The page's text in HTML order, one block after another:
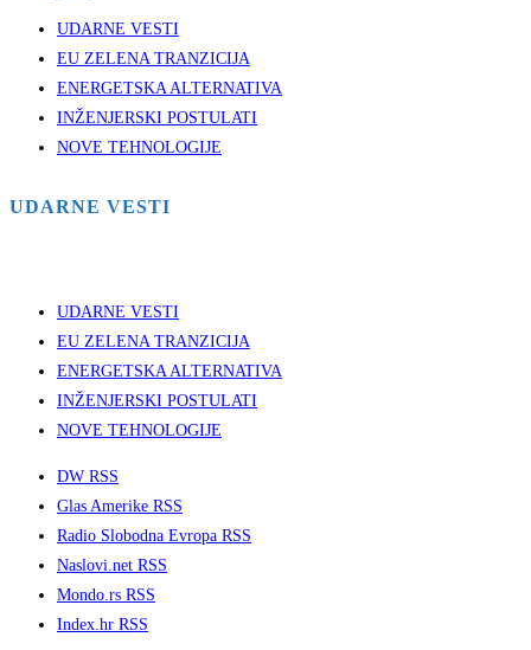
UDARNE VESTI
EU ZELENA TRANZICIJA
ENERGETSKA ALTERNATIVA
INŽENJERSKI POSTULATI
NOVE TEHNOLOGIJE
UDARNE VESTI
UDARNE VESTI
EU ZELENA TRANZICIJA
ENERGETSKA ALTERNATIVA
INŽENJERSKI POSTULATI
NOVE TEHNOLOGIJE
DW RSS
Glas Amerike RSS
Radio Slobodna Evropa RSS
Naslovi.net RSS
Mondo.rs RSS
Index.hr RSS